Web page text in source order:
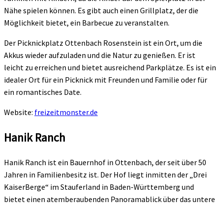
Nähe spielen können. Es gibt auch einen Grillplatz, der die
Möglichkeit bietet, ein Barbecue zu veranstalten.
Der Picknickplatz Ottenbach Rosenstein ist ein Ort, um die
Akkus wieder aufzuladen und die Natur zu genießen. Er ist
leicht zu erreichen und bietet ausreichend Parkplätze. Es ist ein
idealer Ort für ein Picknick mit Freunden und Familie oder für
ein romantisches Date.
Website: freizeitmonster.de
Hanik Ranch
Hanik Ranch ist ein Bauernhof in Ottenbach, der seit über 50
Jahren in Familienbesitz ist. Der Hof liegt inmitten der „Drei
KaiserBerge“ im Stauferland in Baden-Württemberg und
bietet einen atemberaubenden Panoramablick über das untere